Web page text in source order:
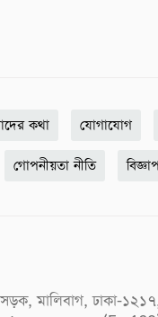
কথা যোগাযোগ
গোপনীয়তা নীতি
সড়ক, মালিবাগ,